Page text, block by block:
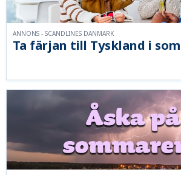
Ta färjan till Tyskland i
ANNONS - SCANDLINES DANMARK